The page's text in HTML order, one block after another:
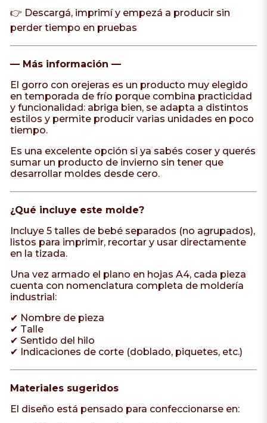
👉 Descargá, imprimí y empezá a producir sin
perder tiempo en pruebas
— Más información —
El gorro con orejeras es un producto muy elegido
en temporada de frío porque combina practicidad
y funcionalidad: abriga bien, se adapta a distintos
estilos y permite producir varias unidades en poco
tiempo.
Es una excelente opción si ya sabés coser y querés
sumar un producto de invierno sin tener que
desarrollar moldes desde cero.
¿Qué incluye este molde?
Incluye 5 talles de bebé separados (no agrupados),
listos para imprimir, recortar y usar directamente
en la tizada.
Una vez armado el plano en hojas A4, cada pieza
cuenta con nomenclatura completa de moldería
industrial:
✔ Nombre de pieza
✔ Talle
✔ Sentido del hilo
✔ Indicaciones de corte (doblado, piquetes, etc.)
Materiales sugeridos
El diseño está pensado para confeccionarse en: